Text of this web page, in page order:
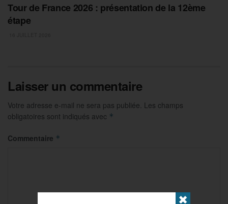
Tour de France 2026 : présentation de la 12ème
étape
Laisser un commentaire
Votre adresse e-mail ne sera pas publiée. Les champs
obligatoires sont indiqués avec *
Commentaire *
✖